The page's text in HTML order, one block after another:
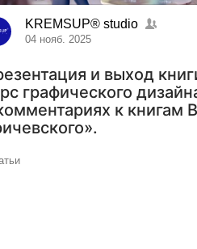
KREMSUP® studio
04 нояб. 2025
и выход
графического
к книгам